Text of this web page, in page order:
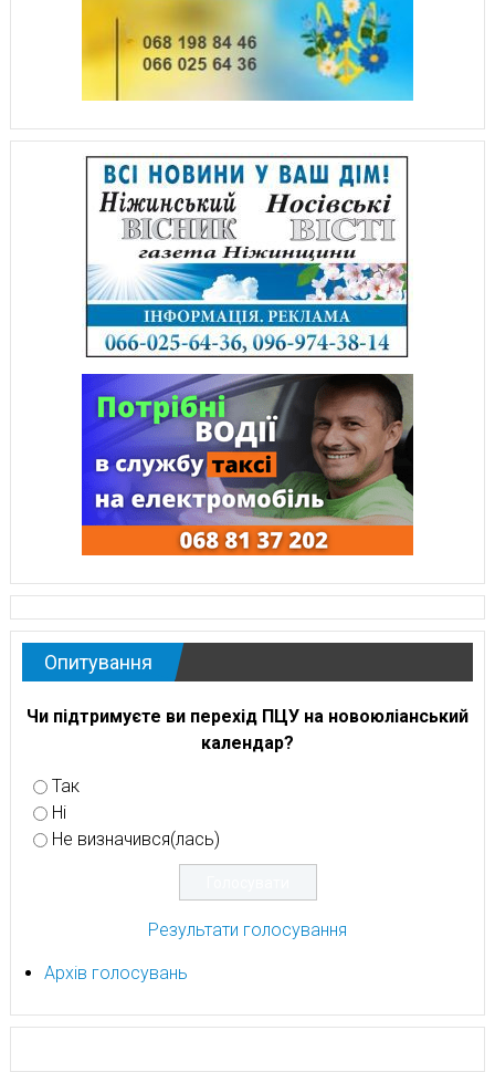
Опитування
Чи підтримуєте ви перехід ПЦУ на новоюліанський
календар?
Так
Ні
Не визначився(лась)
Результати голосування
Архів голосувань